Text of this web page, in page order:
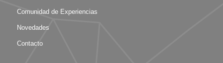
Comunidad de Experiencias
Novedades
Contacto